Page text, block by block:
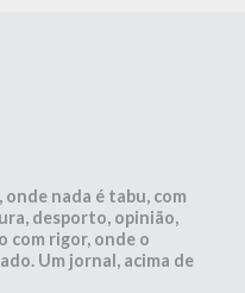
nada é tabu, com
desporto, opinião,
rigor, onde o
Um jornal, acima de